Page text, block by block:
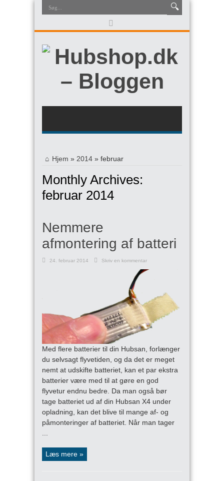
Hjem » 2014 » februar
Monthly Archives:
februar 2014
Nemmere
afmontering af batteri
24. februar 2014 Skriv en kommentar
Med flere batterier til din Hubsan, forlænger
du selvsagt flyvetiden, og da det er meget
nemt at udskifte batteriet, kan et par ekstra
batterier være med til at gøre en god
flyvetur endnu bedre. Da man også bør
tage batteriet ud af din Hubsan X4 under
opladning, kan det blive til mange af- og
påmonteringer af batteriet. Når man tager
...
Læs mere »